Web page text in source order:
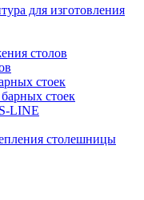
для изготовления
столов
стоек
стоек
LINE
столешницы